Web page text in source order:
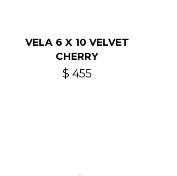
VELA 6 X 10 VELVET
CHERRY
$ 455